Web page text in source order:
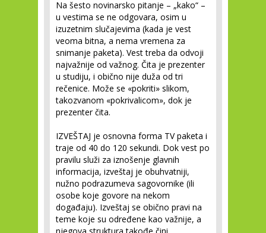
Na šesto novinarsko pitanje – „kako“ –
u vestima se ne odgovara, osim u
izuzetnim slučajevima (kada je vest
veoma bitna, a nema vremena za
snimanje paketa). Vest treba da odvoji
najvažnije od važnog. Čita je prezenter
u studiju, i obično nije duža od tri
rečenice. Može se «pokriti» slikom,
takozvanom «pokrivalicom», dok je
prezenter čita.
IZVEŠTAJ je osnovna forma TV paketa i
traje od 40 do 120 sekundi. Dok vest po
pravilu služi za iznošenje glavnih
informacija, izveštaj je obuhvatniji,
nužno podrazumeva sagovornike (ili
osobe koje govore na nekom
događaju). Izveštaj se obično pravi na
teme koje su određene kao važnije, a